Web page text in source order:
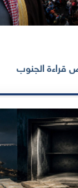
قراءة الجنوب